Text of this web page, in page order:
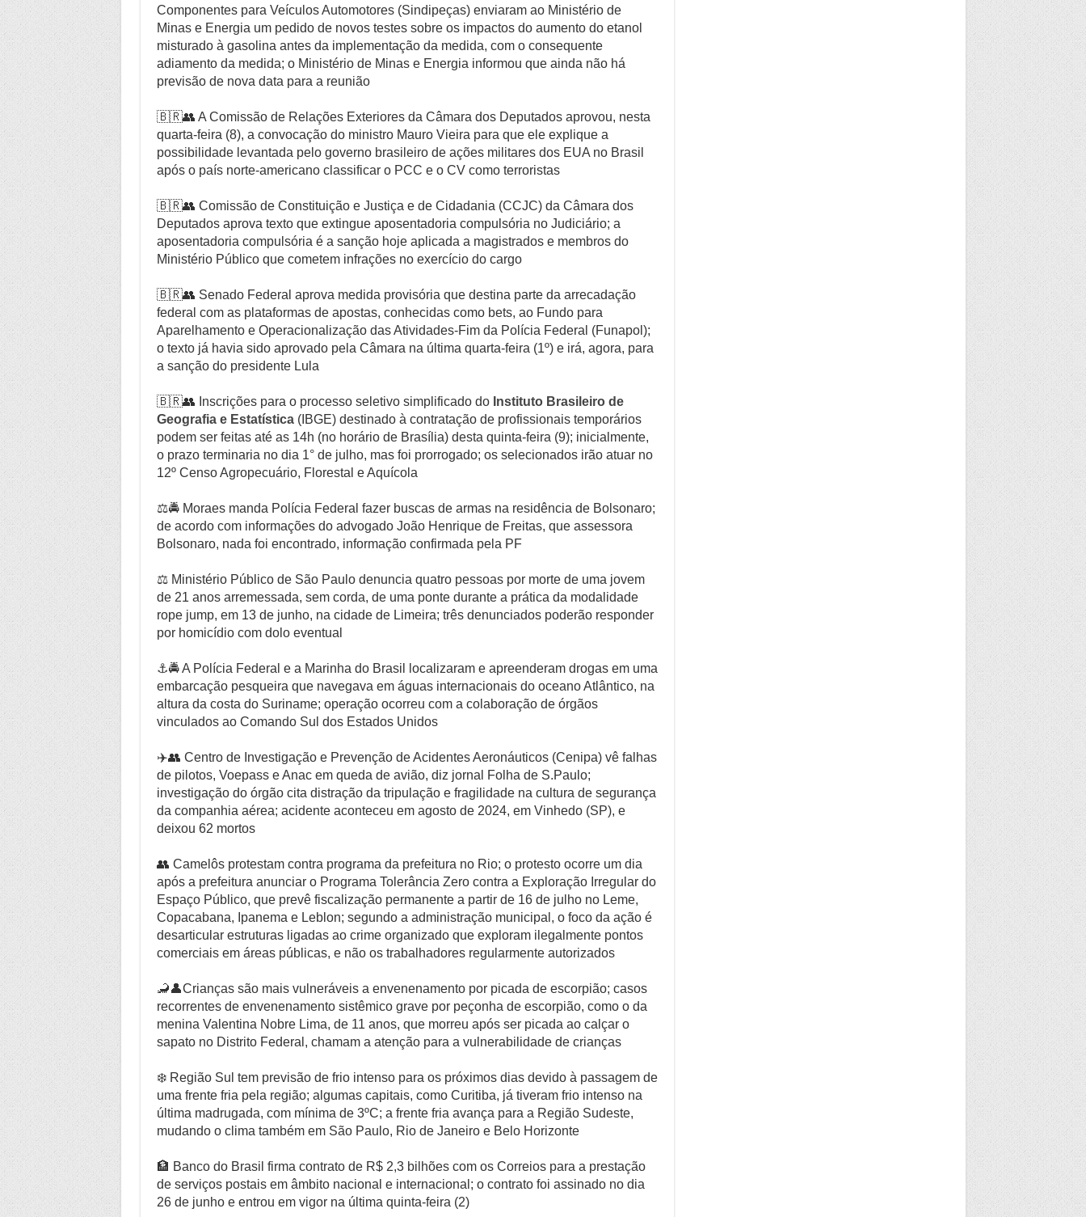
Componentes para Veículos Automotores (Sindipeças) enviaram ao Ministério de
Minas e Energia um pedido de novos testes sobre os impactos do aumento do etanol
misturado à gasolina antes da implementação da medida, com o consequente
adiamento da medida; o Ministério de Minas e Energia informou que ainda não há
previsão de nova data para a reunião
🇧🇷👥 A Comissão de Relações Exteriores da Câmara dos Deputados aprovou, nesta
quarta-feira (8), a convocação do ministro Mauro Vieira para que ele explique a
possibilidade levantada pelo governo brasileiro de ações militares dos EUA no Brasil
após o país norte-americano classificar o PCC e o CV como terroristas
🇧🇷👥 Comissão de Constituição e Justiça e de Cidadania (CCJC) da Câmara dos
Deputados aprova texto que extingue aposentadoria compulsória no Judiciário; a
aposentadoria compulsória é a sanção hoje aplicada a magistrados e membros do
Ministério Público que cometem infrações no exercício do cargo
🇧🇷👥 Senado Federal aprova medida provisória que destina parte da arrecadação
federal com as plataformas de apostas, conhecidas como bets, ao Fundo para
Aparelhamento e Operacionalização das Atividades-Fim da Polícia Federal (Funapol);
o texto já havia sido aprovado pela Câmara na última quarta-feira (1º) e irá, agora, para
a sanção do presidente Lula
🇧🇷👥 Inscrições para o processo seletivo simplificado do Instituto Brasileiro de
Geografia e Estatística(IBGE) destinado à contratação de profissionais temporários
podem ser feitas até as 14h (no horário de Brasília) desta quinta-feira (9); inicialmente,
o prazo terminaria no dia 1° de julho, mas foi prorrogado; os selecionados irão atuar no
12º Censo Agropecuário, Florestal e Aquícola
⚖️🚔 Moraes manda Polícia Federal fazer buscas de armas na residência de Bolsonaro;
de acordo com informações do advogado João Henrique de Freitas, que assessora
Bolsonaro, nada foi encontrado, informação confirmada pela PF
⚖️ Ministério Público de São Paulo denuncia quatro pessoas por morte de uma jovem
de 21 anos arremessada, sem corda, de uma ponte durante a prática da modalidade
rope jump, em 13 de junho, na cidade de Limeira; três denunciados poderão responder
por homicídio com dolo eventual
⚓🚔 A Polícia Federal e a Marinha do Brasil localizaram e apreenderam drogas em uma
embarcação pesqueira que navegava em águas internacionais do oceano Atlântico, na
altura da costa do Suriname; operação ocorreu com a colaboração de órgãos
vinculados ao Comando Sul dos Estados Unidos
✈️👥 Centro de Investigação e Prevenção de Acidentes Aeronáuticos (Cenipa) vê falhas
de pilotos, Voepass e Anac em queda de avião, diz jornal Folha de S.Paulo;
investigação do órgão cita distração da tripulação e fragilidade na cultura de segurança
da companhia aérea; acidente aconteceu em agosto de 2024, em Vinhedo (SP), e
deixou 62 mortos
👥 Camelôs protestam contra programa da prefeitura no Rio; o protesto ocorre um dia
após a prefeitura anunciar o Programa Tolerância Zero contra a Exploração Irregular do
Espaço Público, que prevê fiscalização permanente a partir de 16 de julho no Leme,
Copacabana, Ipanema e Leblon; segundo a administração municipal, o foco da ação é
desarticular estruturas ligadas ao crime organizado que exploram ilegalmente pontos
comerciais em áreas públicas, e não os trabalhadores regularmente autorizados
🦂👤Crianças são mais vulneráveis a envenenamento por picada de escorpião; casos
recorrentes de envenenamento sistêmico grave por peçonha de escorpião, como o da
menina Valentina Nobre Lima, de 11 anos, que morreu após ser picada ao calçar o
sapato no Distrito Federal, chamam a atenção para a vulnerabilidade de crianças
❄️ Região Sul tem previsão de frio intenso para os próximos dias devido à passagem de
uma frente fria pela região; algumas capitais, como Curitiba, já tiveram frio intenso na
última madrugada, com mínima de 3ºC; a frente fria avança para a Região Sudeste,
mudando o clima também em São Paulo, Rio de Janeiro e Belo Horizonte
🏦 Banco do Brasil firma contrato de R$ 2,3 bilhões com os Correios para a prestação
de serviços postais em âmbito nacional e internacional; o contrato foi assinado no dia
26 de junho e entrou em vigor na última quinta-feira (2)